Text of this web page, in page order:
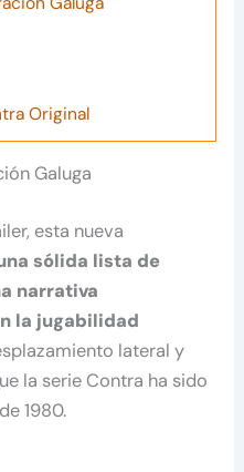
Original
Galuga
esta nueva
sólida lista de
narrativa
la jugabilidad
lateral y
la serie Contra ha sido
1980.